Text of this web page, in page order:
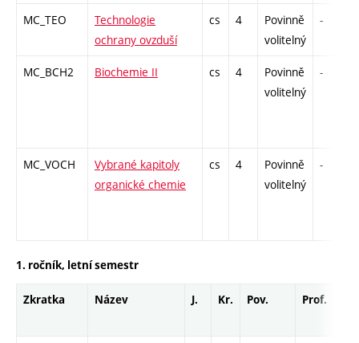
MC_TEO
Technologie
ochrany ovzduší
cs 4
Povinně
volitelný
-
MC_BCH2 Biochemie II cs 4
Povinně
volitelný
-
MC_VOCH
Vybrané kapitoly
organické chemie
cs 4
Povinně
volitelný
-
1. ročník, letní semestr
Zkratka Název J. Kr. Pov. Prof.